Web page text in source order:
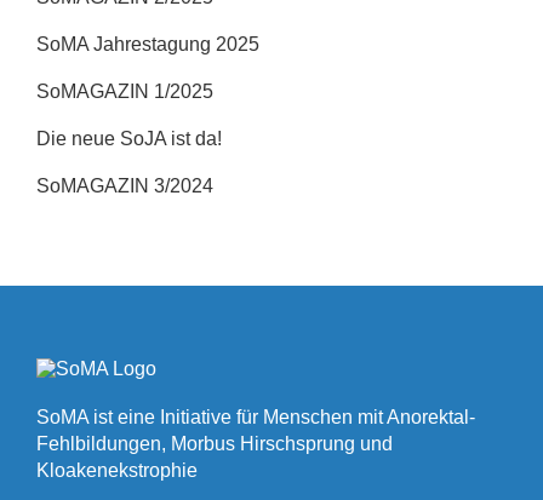
SoMA Jahrestagung 2025
SoMAGAZIN 1/2025
Die neue SoJA ist da!
SoMAGAZIN 3/2024
SoMA ist eine Initiative für Menschen mit Anorektal-
Fehlbildungen, Morbus Hirschsprung und
Kloakenekstrophie